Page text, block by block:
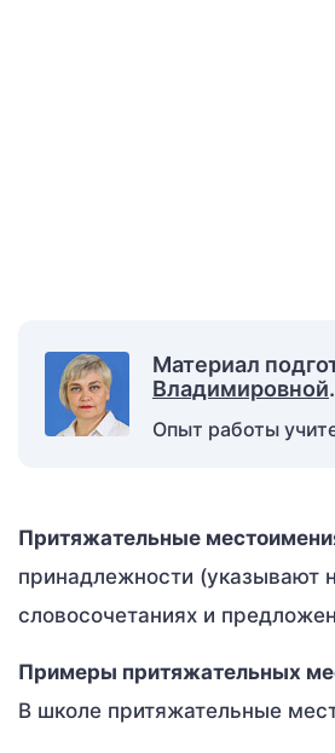
Материал
Владимировной.
Опыт работы
Притяжательные
принадлежности (указывают
словосочетаниях и
Примеры притяжательных
В школе притяжательные